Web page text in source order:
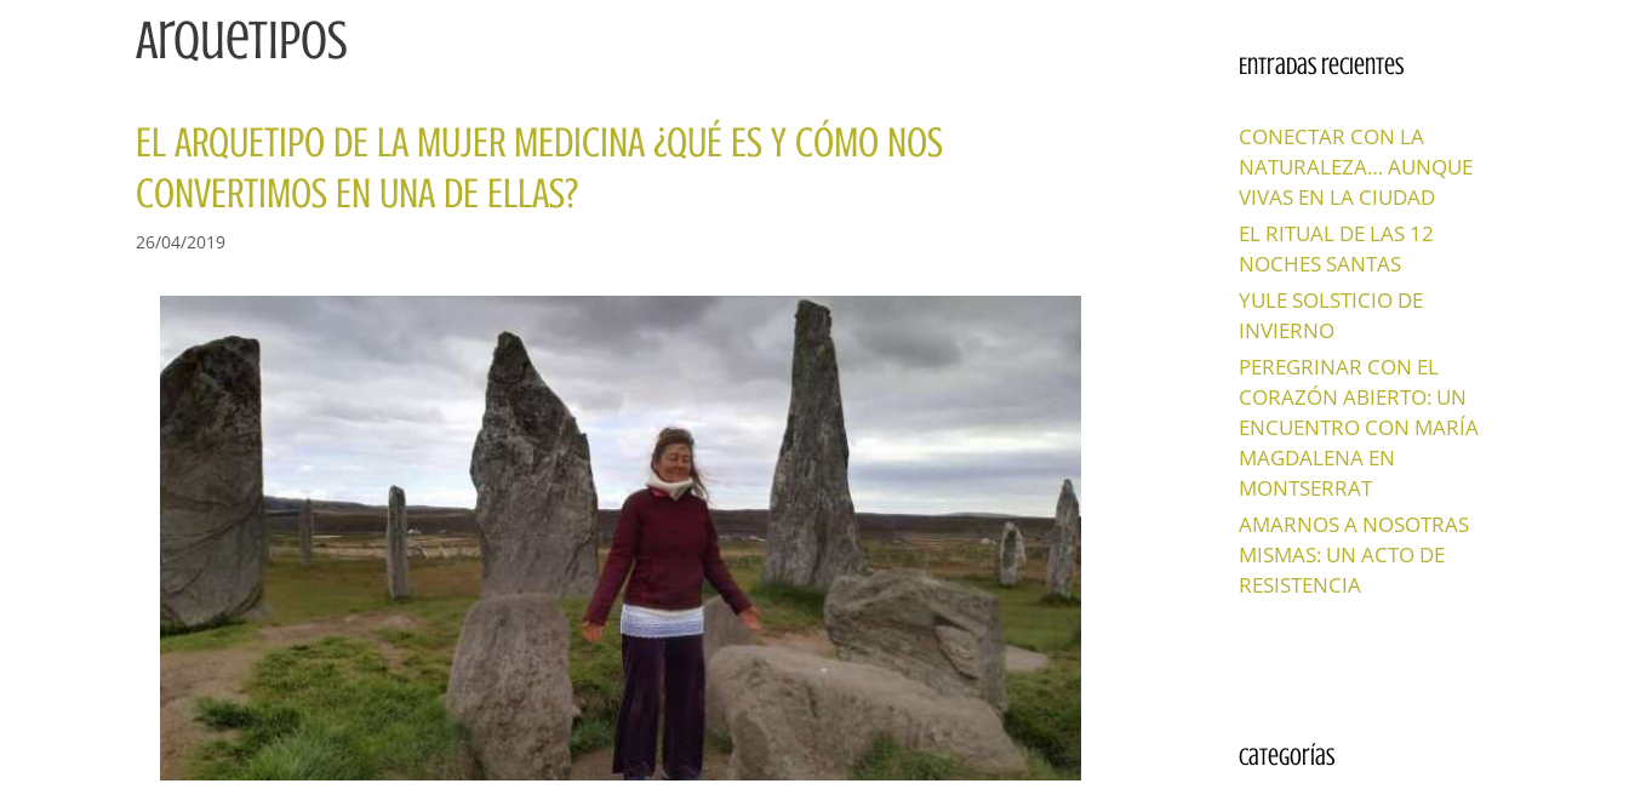
Arquetipos
EL ARQUETIPO DE LA MUJER MEDICINA ¿QUÉ ES Y CÓMO NOS
CONVERTIMOS EN UNA DE ELLAS?
26/04/2019
Entradas recientes
CONECTAR CON LA
NATURALEZA… AUNQUE
VIVAS EN LA CIUDAD
EL RITUAL DE LAS 12
NOCHES SANTAS
YULE SOLSTICIO DE
INVIERNO
PEREGRINAR CON EL
CORAZÓN ABIERTO: UN
ENCUENTRO CON MARÍA
MAGDALENA EN
MONTSERRAT
AMARNOS A NOSOTRAS
MISMAS: UN ACTO DE
RESISTENCIA
Categorías